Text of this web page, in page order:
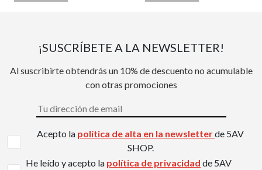
¡SUSCRÍBETE A LA NEWSLETTER!
Al suscribirte obtendrás un 10% de descuento no acumulable
con otras promociones
Acepto la política de alta en la newsletterde 5AV
SHOP.
He leído y acepto la política de privacidad de 5AV